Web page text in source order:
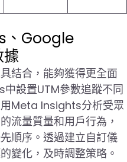
、Google
結合，能夠獲得更全面
設置UTM參數追蹤不同
Meta Insights分析受眾
流量質量和用戶行為，
順序。透過建立自訂儀
變化，及時調整策略。